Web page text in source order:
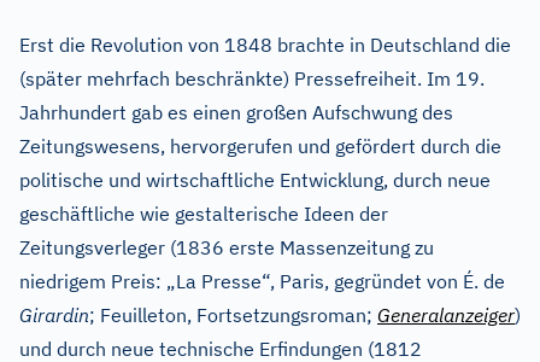
Erst die Revolution von 1848 brachte in Deutschland die
(später mehrfach beschränkte) Pressefreiheit. Im 19.
Jahrhundert gab es einen großen Aufschwung des
Zeitungswesens, hervorgerufen und gefördert durch die
politische und wirtschaftliche Entwicklung, durch neue
geschäftliche wie gestalterische Ideen der
Zeitungsverleger (1836 erste Massenzeitung zu
niedrigem Preis: „La Presse“, Paris, gegründet von É. de
Girardin; Feuilleton, Fortsetzungsroman; Generalanzeiger)
und durch neue technische Erfindungen (1812